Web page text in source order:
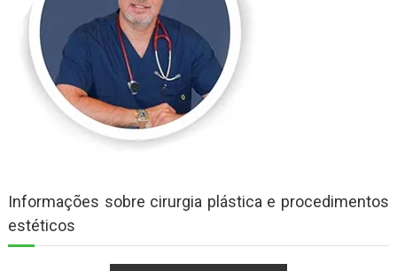
Informações sobre cirurgia plástica e procedimentos
estéticos